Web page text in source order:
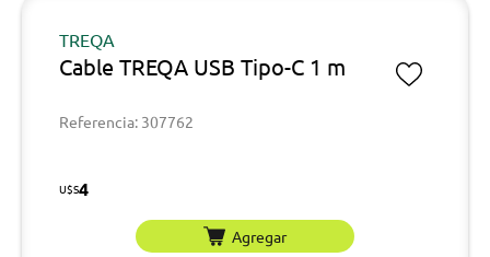
TREQA
Cable TREQA USB Tipo-C 1 m
Referencia: 307762
U$S4
Agregar